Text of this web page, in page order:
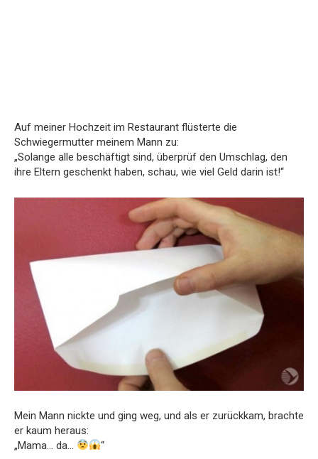
Auf meiner Hochzeit im Restaurant flüsterte die
Schwiegermutter meinem Mann zu:
„Solange alle beschäftigt sind, überprüf den Umschlag, den
ihre Eltern geschenkt haben, schau, wie viel Geld darin ist!“
Mein Mann nickte und ging weg, und als er zurückkam, brachte
er kaum heraus:
„Mama… da…
“